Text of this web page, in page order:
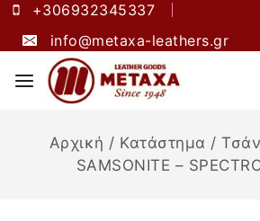
+306932345337
info@metaxa-leathers.gr
Αρχική / Κατάστημα /
SAMSONITE –